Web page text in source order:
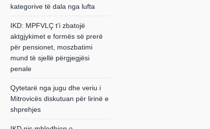
kategorive të dala nga lufta
IKD: MPFVLÇ t’i zbatojë
aktgjykimet e formës së prerë
për pensionet, moszbatimi
mund të sjellë përgjegjësi
penale
Qytetarë nga jugu dhe veriu i
Mitrovicës diskutuan për lirinë e
shprehjes